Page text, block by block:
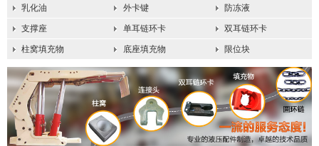
乳化油 外卡键 防冻液
支撑座 单耳链环卡 双耳链环卡
柱窝填充物 底座填充物 限位块